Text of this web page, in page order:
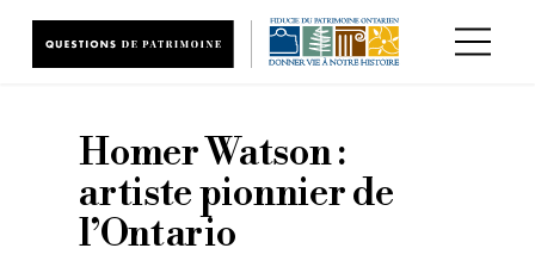
Homer Watson :
artiste pionnier de
l’Ontario